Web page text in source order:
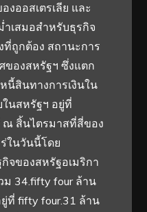
ออสเตรเลีย และ
เสมอสำหรับธุรกิจ
ถูกต้อง สถานะการ
ของสหรัฐฯ ซึ่งแตก
นี้สินทางการเงินใน
ในสหรัฐฯ อยู่ที่
ณ สิ้นไตรมาสที่สี่ของ
ในวันนี้โดย
จของสหรัฐอเมริกา
34.fifty four ล้าน
ที่ fifty four.31 ล้าน